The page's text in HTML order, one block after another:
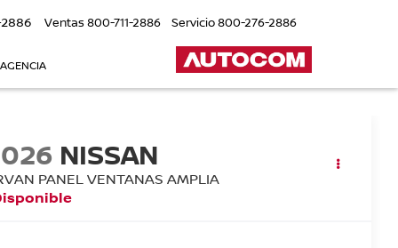
Ventas800-711-2886 Servicio800-276-2886
NISSAN
PANEL VENTANAS AMPLIA